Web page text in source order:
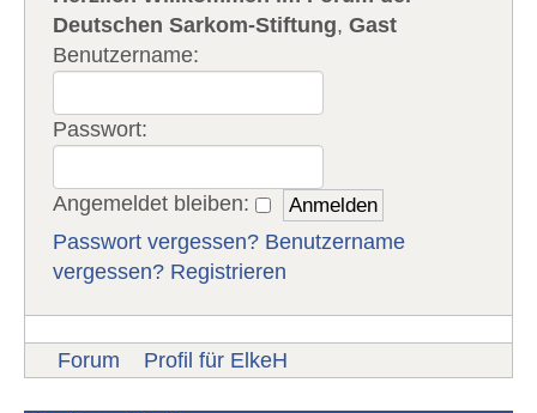
Deutschen Sarkom-Stiftung,Gast
Benutzername:
Passwort:
Angemeldet bleiben:
Passwort vergessen? Benutzername
vergessen? Registrieren
Forum Profil für ElkeH